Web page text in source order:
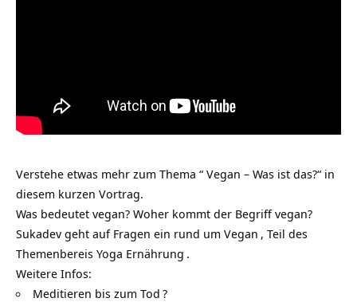
Verstehe etwas mehr zum Thema “ Vegan – Was ist das?“ in
diesem kurzen Vortrag.
Was bedeutet vegan? Woher kommt der Begriff vegan?
Sukadev geht auf Fragen ein rund um Vegan , Teil des
Themenbereis Yoga Ernährung .
Weitere Infos:
Meditieren bis zum Tod ?